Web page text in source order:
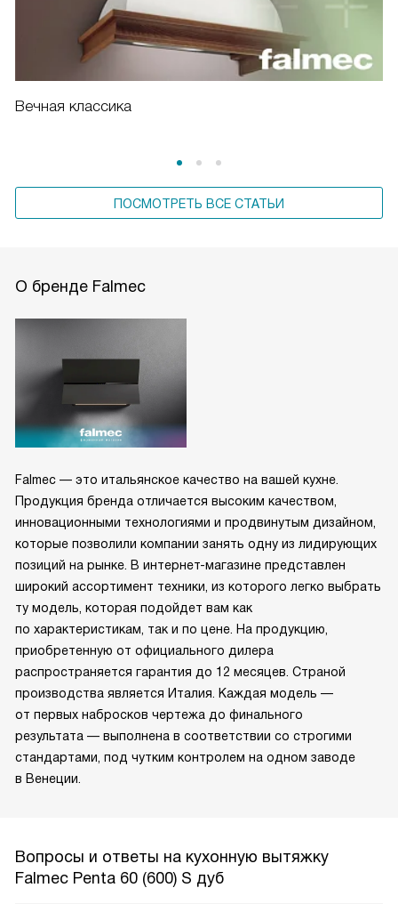
Вечная классика
ПОСМОТРЕТЬ ВСЕ СТАТЬИ
О бренде Falmec
Falmec — это итальянское качество на вашей кухне.
Продукция бренда отличается высоким качеством,
инновационными технологиями и продвинутым дизайном,
которые позволили компании занять одну из лидирующих
позиций на рынке. В интернет-магазине представлен
широкий ассортимент техники, из которого легко выбрать
ту модель, которая подойдет вам как
по характеристикам, так и по цене. На продукцию,
приобретенную от официального дилера
распространяется гарантия до 12 месяцев. Страной
производства является Италия. Каждая модель —
от первых набросков чертежа до финального
результата — выполнена в соответствии со строгими
стандартами, под чутким контролем на одном заводе
в Венеции.
Вопросы и ответы на кухонную вытяжку
Falmec Penta 60 (600) S дуб